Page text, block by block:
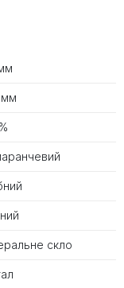
мм
скло